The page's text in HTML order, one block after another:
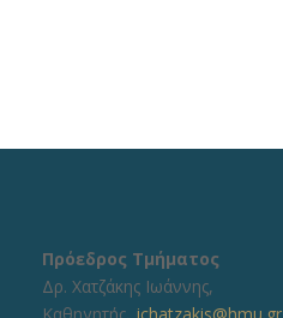
Πρόεδρος Τμήματος
Δρ. Χατζάκης Ιωάννης,